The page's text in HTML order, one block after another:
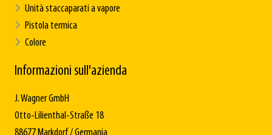
Unità staccaparati a vapore
Pistola termica
Colore
Informazioni sull'azienda
J. Wagner GmbH
Otto-Lilienthal-Straße 18